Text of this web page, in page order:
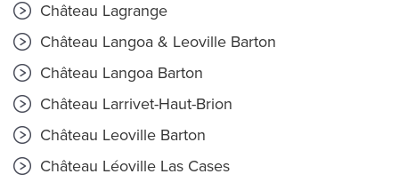
Château Lagrange
Château Langoa & Leoville Barton
Château Langoa Barton
Château Larrivet-Haut-Brion
Château Leoville Barton
Château Léoville Las Cases